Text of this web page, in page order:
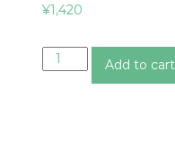
¥1,420
う
Add to cart